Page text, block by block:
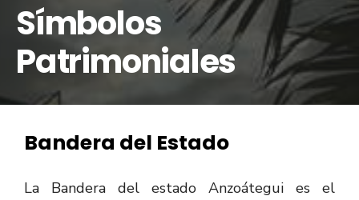
Símbolos
Patrimoniales
Bandera del Estado
La Bandera del estado Anzoátegui es el